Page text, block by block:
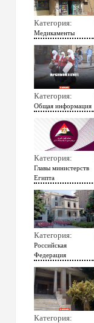
Категория:
Медикаменты
Категория:
Общая информация
Категория:
Главы министерств
Египта
Категория:
Российская
Федерация
Категория: